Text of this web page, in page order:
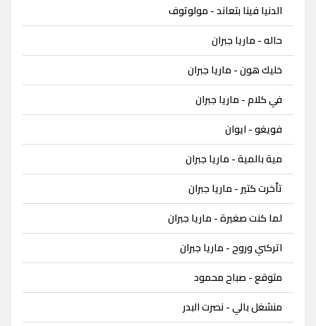
الدنيا فينا بتعاند - مولوتوف
حاله - ماريا جبران
خليك هون - ماريا جبران
في كلام - ماريا جبران
فويغو - ايوان
مية بالمية - ماريا جبران
تأخرت كتير - ماريا جبران
لما كنت صغيرة - ماريا جبران
اتركني وروح - ماريا جبران
متوقع - صباح محمود
منشغل بالي - نصرت البدر